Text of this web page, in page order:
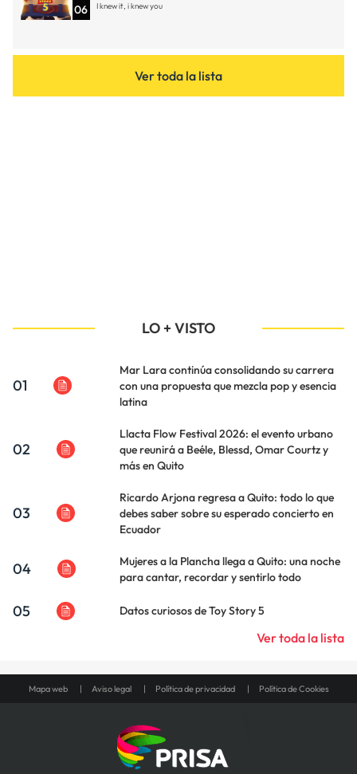
06 I knew it, i knew you
Ver toda la lista
LO + VISTO
01
Mar Lara continúa consolidando su carrera
con una propuesta que mezcla pop y esencia
latina
02
Llacta Flow Festival 2026: el evento urbano
que reunirá a Beéle, Blessd, Omar Courtz y
más en Quito
03
Ricardo Arjona regresa a Quito: todo lo que
debes saber sobre su esperado concierto en
Ecuador
04
Mujeres a la Plancha llega a Quito: una noche
para cantar, recordar y sentirlo todo
05 Datos curiosos de Toy Story 5
Ver toda la lista
Mapa web Aviso legal Política de privacidad Política de Cookies